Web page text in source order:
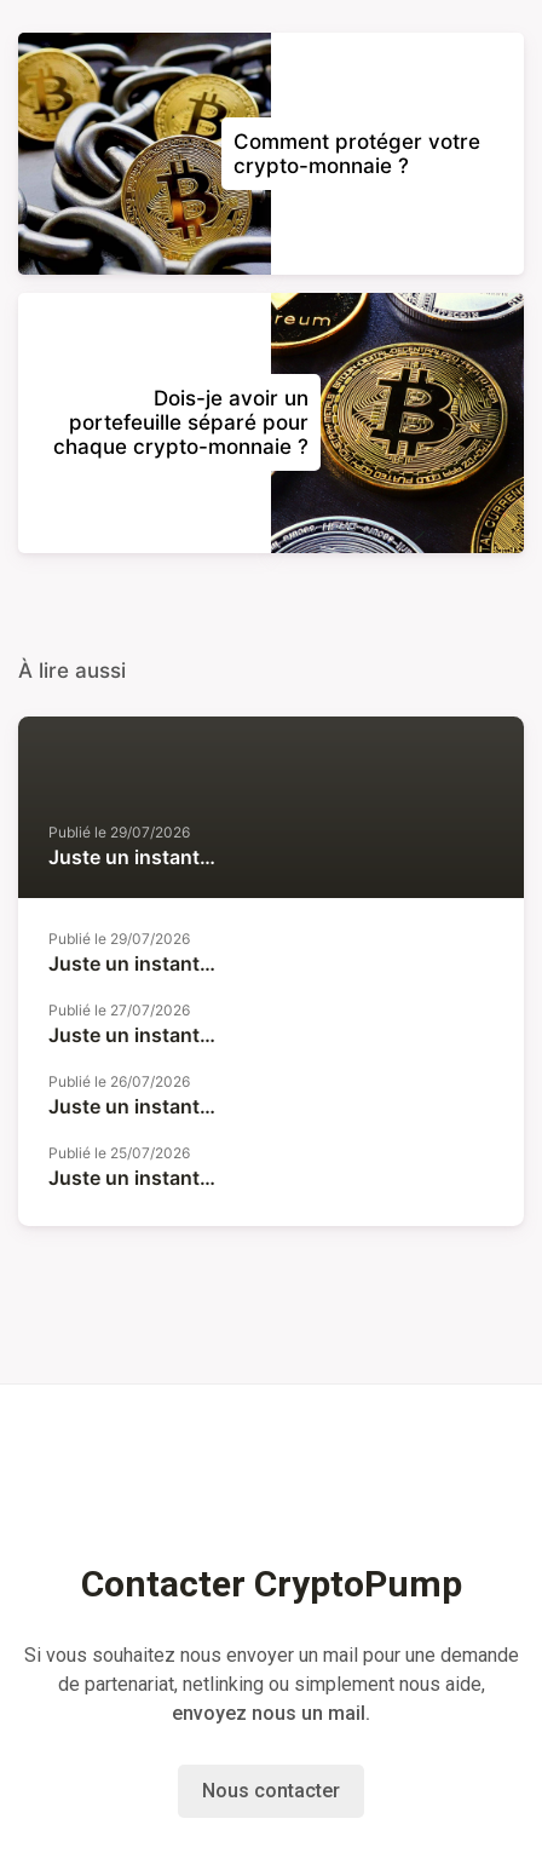
Comment protéger votre
crypto-monnaie ?
Dois-je avoir un
portefeuille séparé pour
chaque crypto-monnaie ?
À lire aussi
Publié le 29/07/2026
Juste un instant…
Publié le 29/07/2026
Juste un instant…
Publié le 27/07/2026
Juste un instant…
Publié le 26/07/2026
Juste un instant…
Publié le 25/07/2026
Juste un instant…
Contacter CryptoPump
Si vous souhaitez nous envoyer un mail pour une demande
de partenariat, netlinking ou simplement nous aide,
envoyez nous un mail.
Nous contacter